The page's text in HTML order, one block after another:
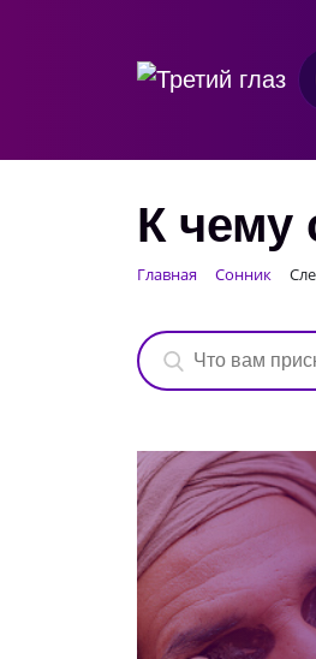
К чему
Главная Сонник